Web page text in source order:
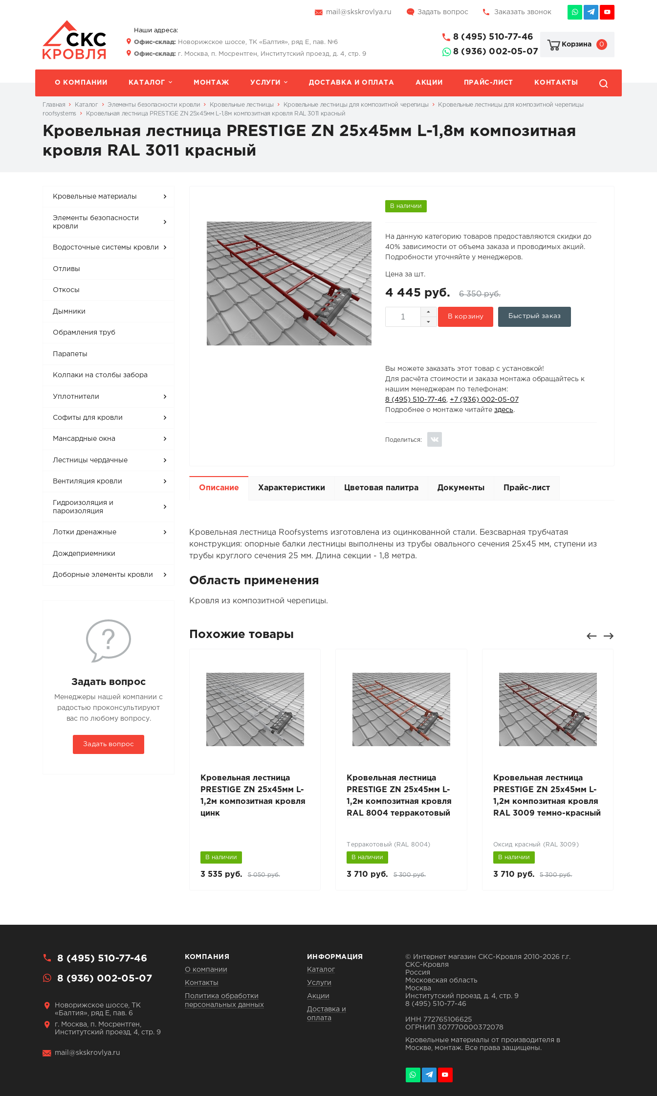
mail@skskrovlya.ru Задать вопрос Заказать звонок
Наши адреса:
Офис-склад:Новорижское шоссе, ТК «Балтия», ряд Е, пав. №6
Офис-склад:г. Москва, п. Мосрентген, Институтский проезд, д. 4, стр. 9
8 (495) 510-77-46
8 (936) 002-05-07
Корзина 0
О КОМПАНИИ КАТАЛОГ МОНТАЖ УСЛУГИ ДОСТАВКА И ОПЛАТА АКЦИИ ПРАЙС-ЛИСТ КОНТАКТЫ
Главная Каталог Элементы безопасности кровли Кровельные лестницы Кровельные лестницы для композитной черепицы
Кровельные лестницы для композитной черепицы
roofsystems
Кровельная лестница PRESTIGE ZN 25х45мм L-1,8м композитная кровля RAL 3011 красный
Кровельная лестница PRESTIGE ZN 25х45мм L-1,8м композитная
кровля RAL 3011 красный
Кровельные материалы
Элементы безопасности
кровли
Водосточные системы кровли
Отливы
Откосы
Дымники
Обрамления труб
Парапеты
Колпаки на столбы забора
Уплотнители
Софиты для кровли
Мансардные окна
Лестницы чердачные
Вентиляция кровли
Гидроизоляция и
пароизоляция
Лотки дренажные
Дождеприемники
Доборные элементы кровли
Задать вопрос
Менеджеры нашей компании с
радостью проконсультируют
вас по любому вопросу.
Задать вопрос
В наличии
На данную категорию товаров предоставляются скидки до
40% зависимости от объема заказа и проводимых акций.
Подробности уточняйте у менеджеров.
Цена за шт.
4 445 руб. 6 350 руб.
В корзину Быстрый заказ
Вы можете заказать этот товар с установкой!
Для расчёта стоимости и заказа монтажа обращайтесь к
нашим менеджерам по телефонам:
8 (495) 510-77-46
+7 (936) 002-05-07
Подробнее о монтаже читайте здесь.
Поделиться:
Описание Характеристики Цветовая палитра Документы Прайс-лист
Кровельная лестница Roofsystems изготовлена из оцинкованной стали. Безсварная трубчатая
конструкция: опорные балки лестницы выполнены из трубы овального сечения 25х45 мм, ступени из
трубы круглого сечения 25 мм. Длина секции - 1,8 метра.
Область применения
Кровля из композитной черепицы.
Похожие товары
Кровельная лестница
PRESTIGE ZN 25x45мм L-
1,2м композитная кровля
цинк
В наличии
3 535 руб. 5 050 руб.
Кровельная лестница
PRESTIGE ZN 25x45мм L-
1,2м композитная кровля
RAL 8004 терракотовый
Терракотовый (RAL 8004)
В наличии
3 710 руб. 5 300 руб.
Кровельная лестница
PRESTIGE ZN 25x45мм L-
1,2м композитная кровля
RAL 3009 темно-красный
Оксид красный (RAL 3009)
В наличии
3 710 руб. 5 300 руб.
8 (495) 510-77-46
8 (936) 002-05-07
Новорижское шоссе, ТК
«Балтия», ряд Е, пав. 6
г. Москва, п. Мосрентген,
Институтский проезд, 4, стр. 9
mail@skskrovlya.ru
КОМПАНИЯ
О компании
Контакты
Политика обработки
персональных данных
ИНФОРМАЦИЯ
Каталог
Услуги
Акции
Доставка и
оплата
© Интернет магазин СКС-Кровля 2010-2026 г.г.
СКС-Кровля
Россия
Московская область
Москва
Институтский проезд, д. 4, стр. 9
8 (495) 510-77-46
ИНН 772765106625
ОГРНИП 307770000372078
Кровельные материалы от производителя в
Москве, монтаж. Все права защищены.